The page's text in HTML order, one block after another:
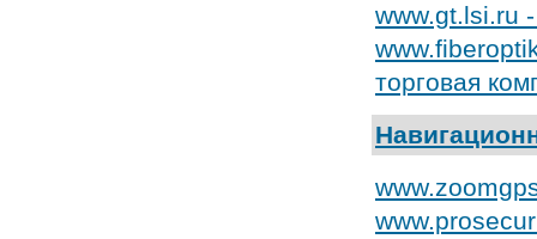
www.gt.lsi.ru
торговая